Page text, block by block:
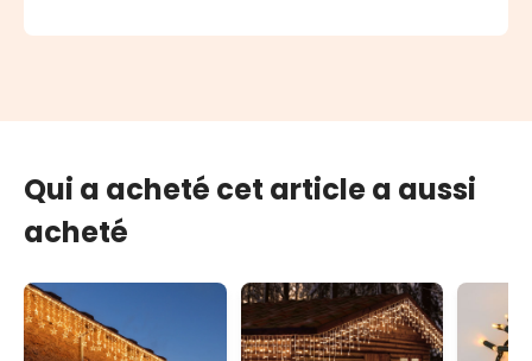
Qui a acheté cet article a aussi
acheté